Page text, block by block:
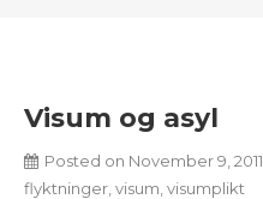
Visum og asyl
Posted on November 9, 2011
flyktninger visum visumplikt